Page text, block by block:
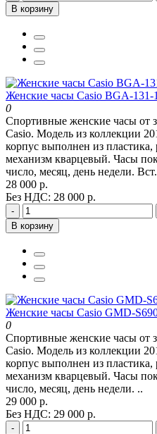
В корзину
Женские часы Casio BGA-131-
0
Спортивные женские часы от
Casio. Модель из коллекции
корпус выполнен из
механизм кварцевый. Часы
число, месяц, день недели.
28 000 р.
Без НДС: 28 000 р.
-
В корзину
Женские часы Casio GMD-
0
Спортивные женские часы от
Casio. Модель из коллекции
корпус выполнен из
механизм кварцевый. Часы
число, месяц, день недели. ..
29 000 р.
Без НДС: 29 000 р.
-